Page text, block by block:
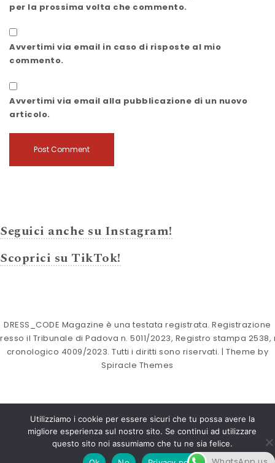
per la prossima volta che commento.
Avvertimi via email in caso di risposte al mio
commento.
Avvertimi via email alla pubblicazione di un nuovo
articolo.
Seguici anche su Instagram!
Scoprici su TikTok!
DRESS_CODE Magazine è una testata registrata. Registrazione
il Tribunale di Padova n. 5011/2023, Registro stampa 2538,
cronologico 4009/2023. Tutti i diritti sono riservati. | Theme by
Spiracle Themes
Utilizziamo i cookie per essere sicuri che tu possa avere la
migliore esperienza sul nostro sito. Se continui ad utilizzare
questo sito noi assumiamo che tu ne sia felice.